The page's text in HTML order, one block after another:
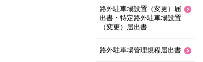
路外駐車場設置（変更）届
出書・特定路外駐車場設置
（変更）届出書
路外駐車場管理規程届出書